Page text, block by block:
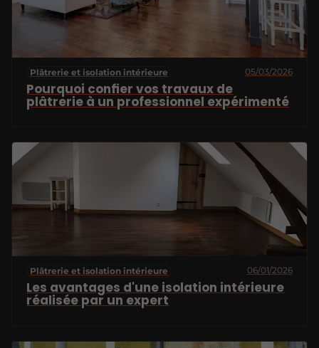
Plâtrerie et isolation intérieure 05/03/2026
Pourquoi confier vos travaux de
plâtrerie à un professionnel expérimenté
Plâtrerie et isolation intérieure 06/01/2026
Les avantages d'une isolation intérieure
réalisée par un expert